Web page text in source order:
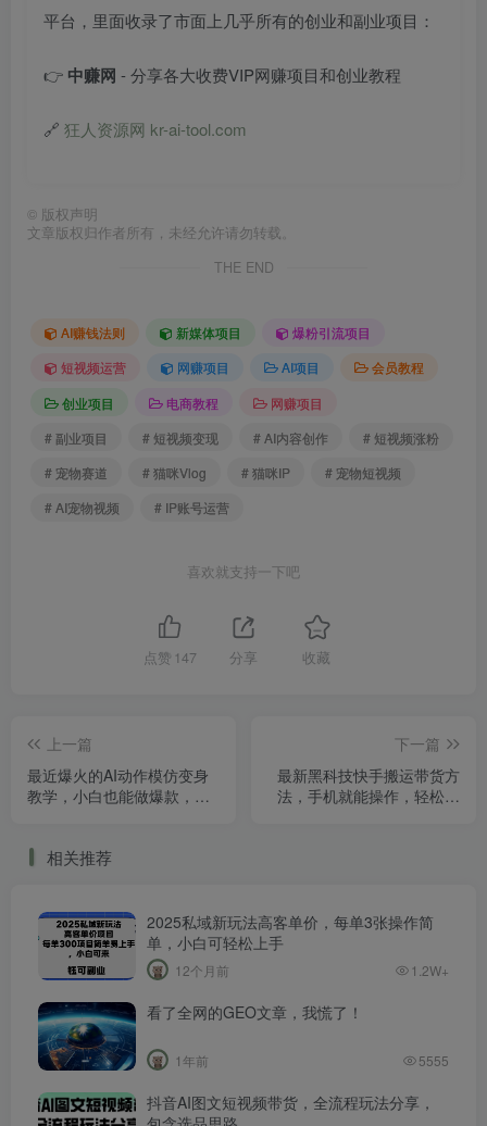
平台，里面收录了市面上几乎所有的创业和副业项目：
👉 中赚网 - 分享各大收费VIP网赚项目和创业教程
🔗 狂人资源网 kr-ai-tool.com
© 版权声明
文章版权归作者所有，未经允许请勿转载。
THE END
AI赚钱法则 新媒体项目
爆粉引流项目
短视频运营
网赚项目 AI项目
会员教程
创业项目
电商教程
网赚项目
# 副业项目
# 短视频变现 # AI内容创作
# 短视频涨粉
# 宠物赛道
# 猫咪Vlog # 猫咪IP
# 宠物短视频
# AI宠物视频
# IP账号运营
喜欢就支持一下吧
点赞 147 分享 收藏
上一篇
最近爆火的AI动作模仿变身
教学，小白也能做爆款，快
下一篇
最新黑科技快手搬运带货方
法，手机就能操作，轻松带
相关推荐
2025私域新玩法高客单价，每单3张操作简
单，小白可轻松上手
12个月前 1.2W+
看了全网的GEO文章，我慌了！
1年前 5555
抖音AI图文短视频带货，全流程玩法分享，